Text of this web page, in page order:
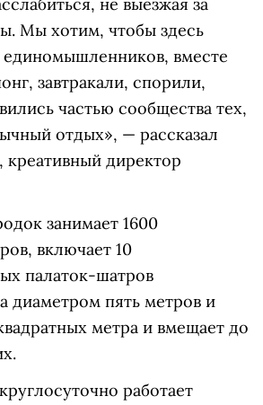
Мы хотим, чтобы здесь
вместе
завтракали, спорили,
частью сообщества тех,
отдых», — рассказал
директор
занимает 1600
включает 10
палаток-шатров
диаметром пять метров и
метра и вмещает до
работает